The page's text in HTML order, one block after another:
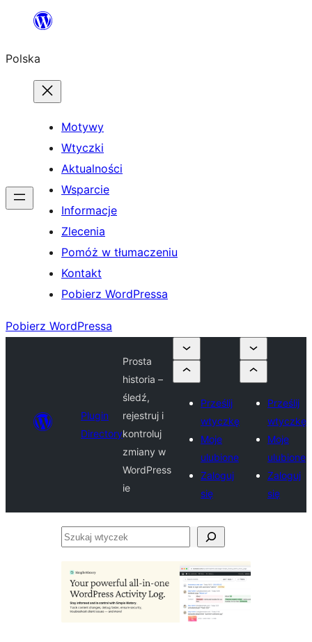
Przejdź
treści
Polska
Motywy
Wtyczki
Aktualności
Wsparcie
Informacje
Zlecenia
Pomóż w tłumaczeniu
Kontakt
Pobierz WordPressa
Pobierz WordPressa
Plugin
Directory
Prosta
historia –
śledź,
rejestruj i
kontroluj
zmiany w
WordPress
ie
Prześlij
wtyczkę
Moje
ulubione
Zaloguj
się
Prześlij
wtyczkę
Moje
ulubione
Zaloguj
się
Szukaj